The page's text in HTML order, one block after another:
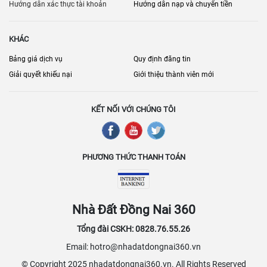
phát triển mạnh mẽ với sự xuất hiện của nhiều dự án mới, mang lại
cao chất lượng và cập nhật các tiện ích mới để đáp ứng tốt hơn các
được xem là điểm đến hấp dẫn cho các hoạt động sản xuất và kinh
doanh trong khu vực phía Nam.
Hướng dẫn xác thực tài khoản
Hướng dẫn nạp và chuyển tiền
KHÁC
Bảng giá dịch vụ
Quy định đăng tin
Giải quyết khiếu nại
Giới thiệu thành viên mới
KẾT NỐI VỚI CHÚNG TÔI
PHƯƠNG THỨC THANH TOÁN
Nhà Đất Đồng Nai 360
Tổng đài CSKH: 0828.76.55.26
Email: hotro@nhadatdongnai360.vn
© Copyright 2025 nhadatdongnai360.vn. All Rights Reserved